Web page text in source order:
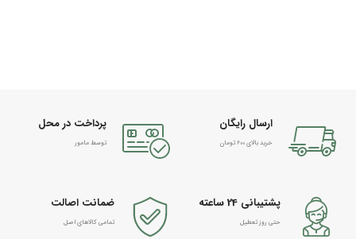
ارسال رایگان
خرید بالای 600 تومان
پرداخت در محل
توسط مامور
پشتیبانی 24 ساعته
حتی روز تعطیل
ضمانت اصالت
تمامی کالاهای اصل